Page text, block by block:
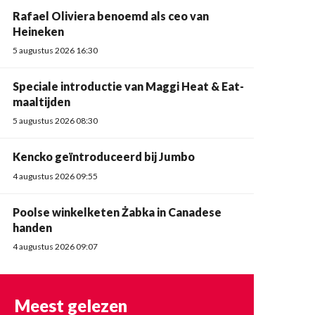
Rafael Oliviera benoemd als ceo van
Heineken
5 augustus 2026 16:30
Speciale introductie van Maggi Heat & Eat-
maaltijden
5 augustus 2026 08:30
Kencko geïntroduceerd bij Jumbo
4 augustus 2026 09:55
Poolse winkelketen Żabka in Canadese
handen
4 augustus 2026 09:07
Meest gelezen